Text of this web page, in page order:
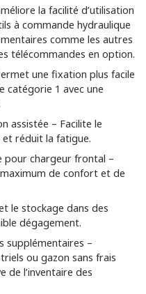
la facilité d’utilisation
à commande hydraulique
comme les autres
télécommandes en option.
une fixation plus facile
catégorie 1 avec une
assistée – Facilite le
réduit la fatigue.
pour chargeur frontal –
de confort et de
le stockage dans des
dégagement.
supplémentaires –
ou gazon sans frais
de l’inventaire des